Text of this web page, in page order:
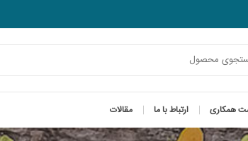
همکاری ارتباط با ما مقالات